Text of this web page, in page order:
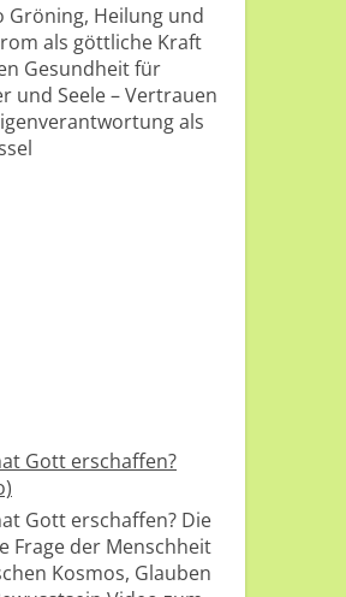
Gröning, Heilung und
als göttliche Kraft
Gesundheit für
und Seele – Vertrauen
als
Gott erschaffen?
Gott erschaffen? Die
Frage der Menschheit
Kosmos, Glauben